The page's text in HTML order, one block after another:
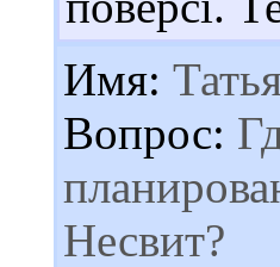
Имя:
Вопрос:
Несвит?